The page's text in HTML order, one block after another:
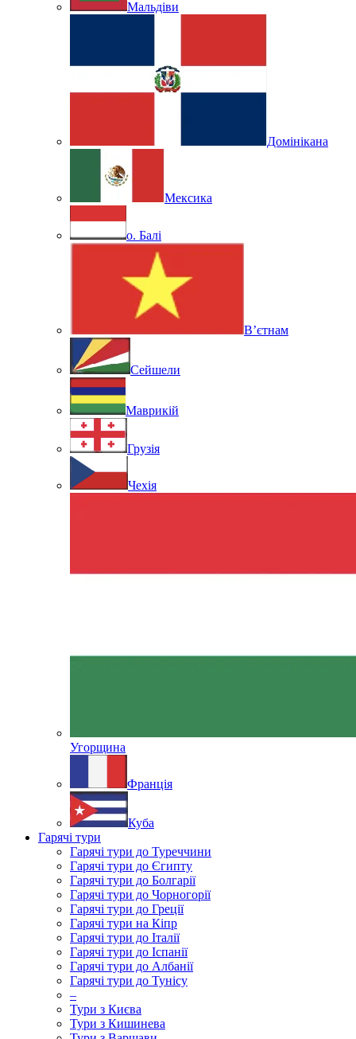
Мальдіви
Домінікана
Мексика
о. Балі
В’єтнам
Сейшели
Маврикій
Грузія
Чехія
Угорщина
Франція
Куба
Гарячі тури
Гарячі тури до Туреччини
Гарячі тури до Єгипту
Гарячі тури до Болгарії
Гарячі тури до Чорногорії
Гарячі тури до Греції
Гарячі тури на Кіпр
Гарячі тури до Італії
Гарячі тури до Іспанії
Гарячі тури до Албанії
Гарячі тури до Тунісу
–
Тури з Києва
Тури з Кишинева